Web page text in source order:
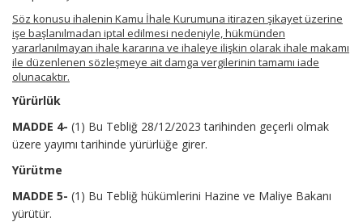
Söz konusu ihalenin Kamu İhale Kurumuna itirazen şikayet üzerine
işe başlanılmadan iptal edilmesi nedeniyle, hükmünden
yararlanılmayan ihale kararına ve ihaleye ilişkin olarak ihale makamı
ile düzenlenen sözleşmeye ait damga vergilerinin tamamı iade
olunacaktır.
Yürürlük
MADDE 4- (1) Bu Tebliğ 28/12/2023 tarihinden geçerli olmak
üzere yayımı tarihinde yürürlüğe girer.
Yürütme
MADDE 5- (1) Bu Tebliğ hükümlerini Hazine ve Maliye Bakanı
yürütür.